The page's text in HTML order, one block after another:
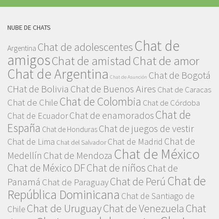
NUBE DE CHATS
Argentina Chat de adolescentesChat de
amigosChat de amistad Chat de amor
Chat de Argentina Chat de Asunción Chat de Bogotá
CHat de Bolivia Chat de Buenos Aires Chat de Caracas
Chat de Chile Chat de Colombia Chat de Córdoba
Chat de EcuadorChat de enamorados Chat de
España Chat de Honduras Chat de juegos de vestir
Chat de Lima Chat del Salvador Chat de Madrid Chat de
Medellín Chat de Mendoza Chat de México
Chat de México DFChat de niñosChat de
Panamá Chat de ParaguayChat de Perú Chat de
República Dominicana Chat de Santiago de
Chile Chat de UruguayChat de Venezuela Chat